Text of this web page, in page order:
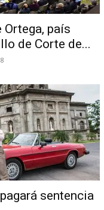
Ortega, país
de Corte de...
sentencia